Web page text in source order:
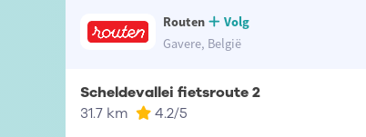
Routen
Volg
Gavere, België
Scheldevallei fietsroute 2
31.7 km 4.2/5